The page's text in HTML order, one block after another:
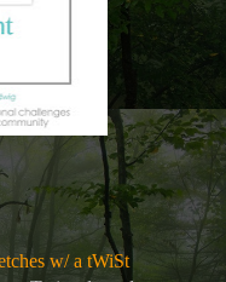
w/ a tWiSt